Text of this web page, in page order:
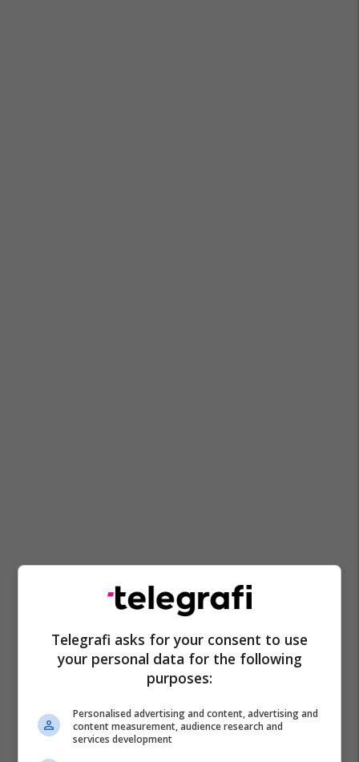
Telegrafi asks for your consent to use
your personal data for the following
purposes:
Personalised advertising and content, advertising and
content measurement, audience research and
services development